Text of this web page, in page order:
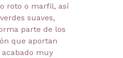
roto o marfil, así
suaves,
parte de los
que aportan
muy